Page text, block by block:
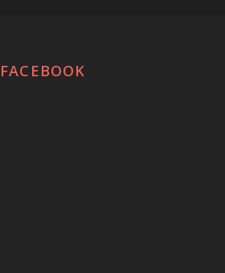
FACEBOOK